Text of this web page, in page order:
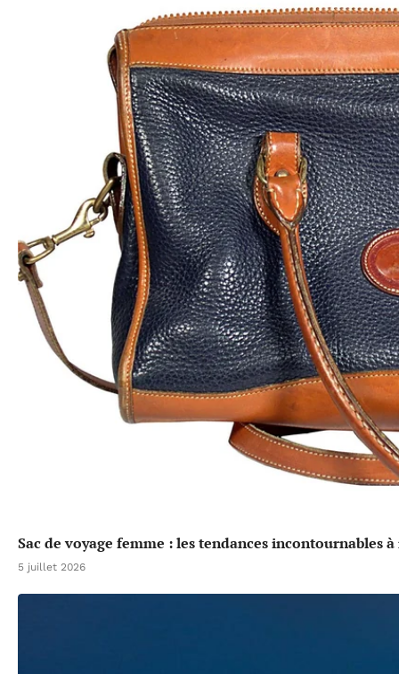
Sac de voyage femme : les tendances incontournables
5 juillet 2026